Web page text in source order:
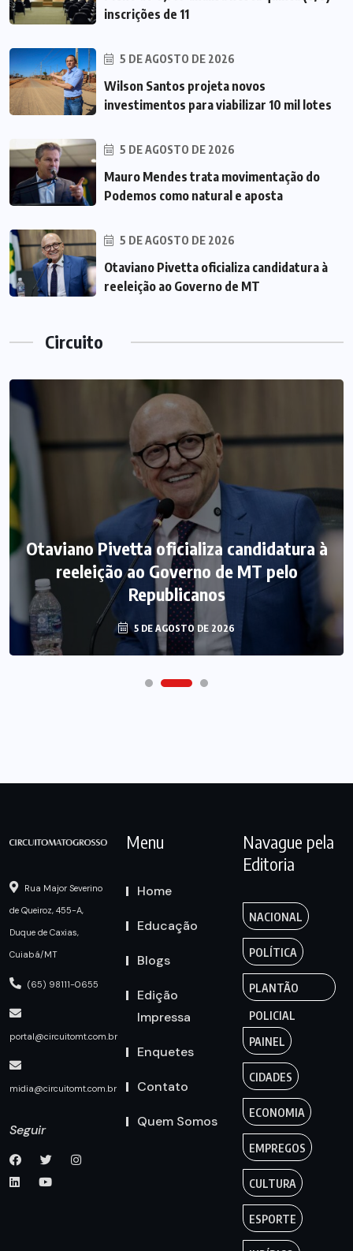
inscrições de 11
5 DE AGOSTO DE 2026
Wilson Santos projeta novos
investimentos para viabilizar 10 mil lotes
5 DE AGOSTO DE 2026
Mauro Mendes trata movimentação do
Podemos como natural e aposta
5 DE AGOSTO DE 2026
Otaviano Pivetta oficializa candidatura à
reeleição ao Governo de MT
Circuito
Otaviano Pivetta oficializa candidatura à
reeleição ao Governo de MT pelo
Republicanos
5 DE AGOSTO DE 2026
Rua Major Severino
de Queiroz, 455-A,
Duque de Caxias,
Cuiabá/MT
(65) 98111-0655
portal@circuitomt.com.br
midia@circuitomt.com.br
Seguir
Menu
Home
Educação
Blogs
Edição
Impressa
Enquetes
Contato
Quem Somos
Navague pela
Editoria
NACIONAL
POLÍTICA
PLANTÃO
POLICIAL
PAINEL
CIDADES
ECONOMIA
EMPREGOS
CULTURA
ESPORTE